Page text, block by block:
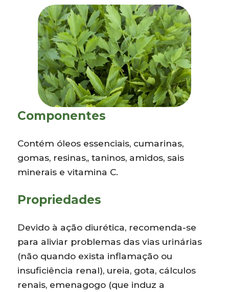
Componentes
Contém óleos essenciais, cumarinas,
gomas, resinas,, taninos, amidos, sais
minerais e vitamina C.
Propriedades
Devido à ação diurética, recomenda-se
para aliviar problemas das vias urinárias
(não quando exista inflamação ou
insuficiência renal), ureia, gota, cálculos
renais, emenagogo (que induz a